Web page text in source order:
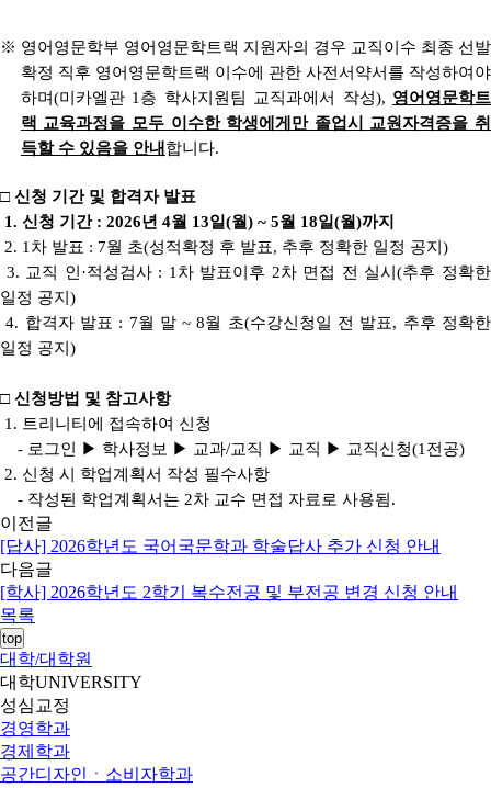
※ 영어영문학부 영어영문학트랙 지원자의 경우 교직이수 최종 선발
확정 직후 영어영문학트랙 이수에 관한 사전서약서를 작성하여야
하며(미카엘관 1층 학사지원팀 교직과에서 작성), 영어영문학트
랙 교육과정을 모두 이수한 학생에게만 졸업시 교원자격증을 취
득할 수 있음을 안내 합니다.
□ 신청 기간 및 합격자 발표
1. 신청 기간 : 2026년 4월 13일(월) ~ 5월 18일(월)까지
2. 1차 발표 : 7월 초(성적확정 후 발표, 추후 정확한 일정 공지)
3. 교직 인·적성검사 : 1차 발표이후 2차 면접 전 실시(추후 정확한
일정 공지)
4. 합격자 발표 : 7월 말 ~ 8월 초(수강신청일 전 발표, 추후 정확한
일정 공지)
□ 신청방법 및 참고사항
1. 트리니티에 접속하여 신청
- 로그인 ▶ 학사정보 ▶ 교과/교직 ▶ 교직 ▶ 교직신청(1전공)
2. 신청 시 학업계획서 작성 필수사항
- 작성된 학업계획서는 2차 교수 면접 자료로 사용됨.
이전글
[답사] 2026학년도 국어국문학과 학술답사 추가 신청 안내
다음글
[학사] 2026학년도 2학기 복수전공 및 부전공 변경 신청 안내
목록
top
대학/대학원
대학UNIVERSITY
성심교정
경영학과
경제학과
공간디자인ㆍ소비자학과